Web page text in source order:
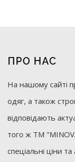
ПРО НАС
На нашому сайті
одяг, а також
відповідають
того ж ТМ
спеціальні ціни